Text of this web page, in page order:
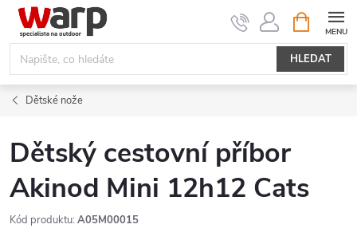
Přejít
obsah
HLEDAT
NÁKUPNÍ
KOŠÍK
Dětské nože
Dětský cestovní příbor
Akinod Mini 12h12 Cats
Kód produktu: A05M00015